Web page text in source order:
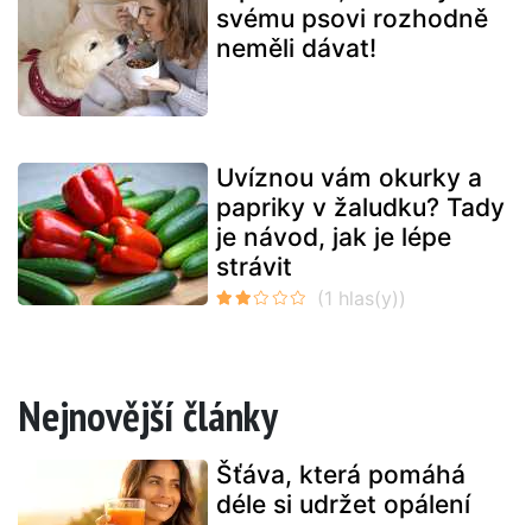
svému psovi rozhodně
neměli dávat!
Uvíznou vám okurky a
papriky v žaludku? Tady
je návod, jak je lépe
strávit
Nejnovější články
Šťáva, která pomáhá
déle si udržet opálení